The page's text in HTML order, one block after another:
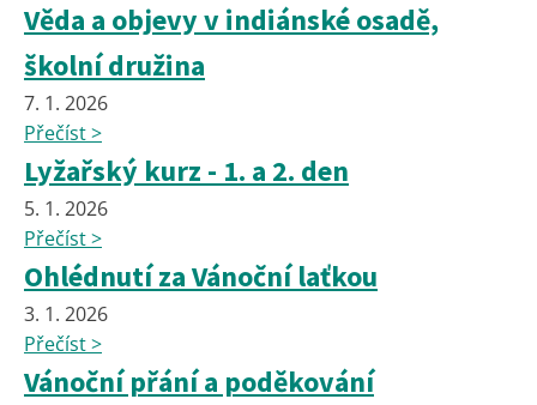
Věda a objevy v indiánské osadě,
školní družina
7. 1. 2026
Přečíst >
Lyžařský kurz - 1. a 2. den
5. 1. 2026
Přečíst >
Ohlédnutí za Vánoční laťkou
3. 1. 2026
Přečíst >
Vánoční přání a poděkování